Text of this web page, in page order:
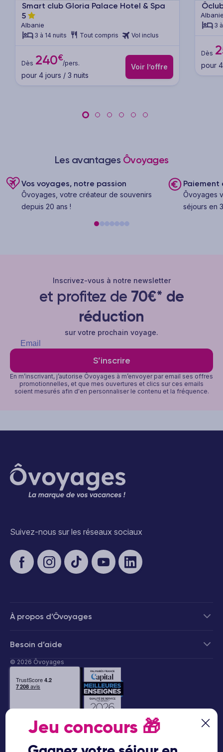
Smart club Gloria Palace Hotel & Spa
5
Albanie
3 à 14 nuits Tout compris Vol inclus
Dès 240€
/pers.
pour 4 jours / 3 nuits
Voir l’offre
3
Dès
pour
Les avantages Ôvoyages
Vos voyages, notre passion
Ôvoyages, votre créateur de souvenirs
depuis 20 ans !
Paiement
Ôvoyages
séjours en
Inscrivez-vous à notre newsletter
et profitez de 70€* de
réduction
sur votre prochain voyage.
S’inscrire
En m’inscrivant, j’autorise Ôvoyages à m’envoyer par email ses offres
promotionnelles, et que mes ouvertures et clics sur ces emails
soient mesurés afin d'en personnaliser le contenu et la fréquence.
Suivez-nous sur les réseaux sociaux
À propos d’Ôvoyages
Besoin d’aide
© 2026 Ôvoyages
Jeu concours 🎁